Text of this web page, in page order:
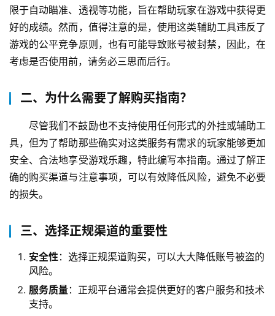
限于自动瞄准、透视等功能，旨在帮助玩家在游戏中获得更
好的成绩。然而，值得注意的是，使用这类辅助工具违反了
游戏的公平竞争原则，也有可能导致账号被封禁，因此，在
考虑是否使用前，请务必三思而后行。
二、为什么需要了解购买指南？
尽管我们不鼓励也不支持使用任何形式的外挂或辅助工
具，但为了帮助那些确实对这类服务有需求的玩家能够更加
安全、合法地享受游戏乐趣，特此编写本指南。通过了解正
确的购买渠道与注意事项，可以有效降低风险，避免不必要
的损失。
三、选择正规渠道的重要性
安全性：选择正规渠道购买，可以大大降低账号被盗的
风险。
服务质量：正规平台通常会提供更好的客户服务和技术
支持。